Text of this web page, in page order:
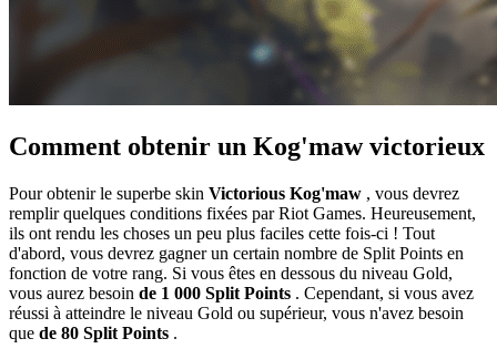
Comment obtenir un Kog'maw victorieux
Pour obtenir le superbe skin Victorious Kog'maw , vous devrez
remplir quelques conditions fixées par Riot Games. Heureusement,
ils ont rendu les choses un peu plus faciles cette fois-ci ! Tout
d'abord, vous devrez gagner un certain nombre de Split Points en
fonction de votre rang. Si vous êtes en dessous du niveau Gold,
vous aurez besoin de 1 000 Split Points . Cependant, si vous avez
réussi à atteindre le niveau Gold ou supérieur, vous n'avez besoin
que de 80 Split Points .